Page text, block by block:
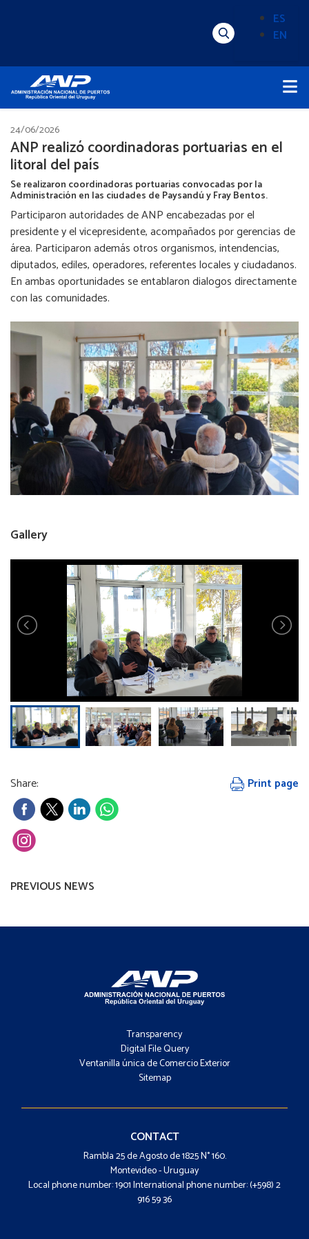
idioma
(Content)
ES
EN
Menú
Principal
24/06/2026
ANP realizó coordinadoras portuarias en el
litoral del país
Se realizaron coordinadoras portuarias convocadas por la
Administración en las ciudades de Paysandú y Fray Bentos.
Participaron autoridades de ANP encabezadas por el
presidente y el vicepresidente, acompañados por gerencias de
área. Participaron además otros organismos, intendencias,
diputados, ediles, operadores, referentes locales y ciudadanos.
En ambas oportunidades se entablaron dialogos directamente
con las comunidades.
Gallery
Share: Print page
PREVIOUS NEWS
-
Menú
Transparency
Digital File Query
Ventanilla única de Comercio Exterior
Sitemap
-
Contacto
CONTACT
Rambla 25 de Agosto de 1825 N° 160.
Montevideo - Uruguay
Local phone number: 1901 International phone number: (+598) 2
916 59 36